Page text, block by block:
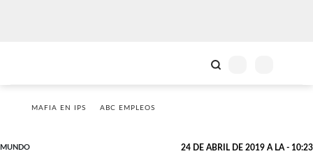
MAFIA EN IPS ABC EMPLEOS
MUNDO 24 DE ABRIL DE 2019 A LA - 10:23